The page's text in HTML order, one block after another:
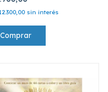
sin interés